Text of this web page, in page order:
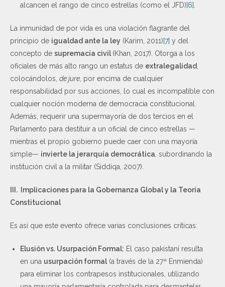
alcancen el rango de cinco estrellas (como el JFD)[6]
La inmunidad de por vida es una violación flagrante del
principio de igualdad ante la ley (Karim, 2011)[7] y del
concepto de supremacía civil (Khan, 2017). Otorga a los
oficiales de más alto rango un estatus de extralegalidad
colocándolos, de jure , por encima de cualquier
responsabilidad por sus acciones, lo cual es incompatible con
cualquier noción moderna de democracia constitucional.
Además, requerir una supermayoría de dos tercios en el
Parlamento para destituir a un oficial de cinco estrellas —
mientras el propio gobierno puede caer con una mayoría
simple— invierte la jerarquía democrática , subordinando la
institución civil a la militar (Siddiqa, 2007).
III. Implicaciones para la Gobernanza Global y la Teoría
Constitucional
Es así que este evento ofrece varias conclusiones críticas:
Elusión vs. Usurpación Formal: El caso pakistaní resulta
en una usurpación formal (a través de la 27ª Enmienda)
para eliminar los contrapesos institucionales, utilizando